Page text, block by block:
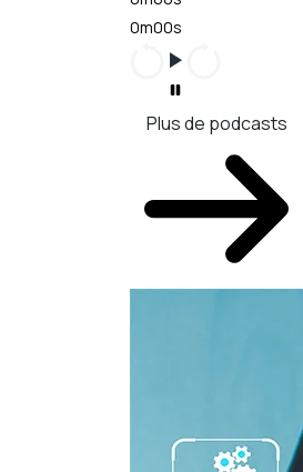
0m00s
Plus de podcasts